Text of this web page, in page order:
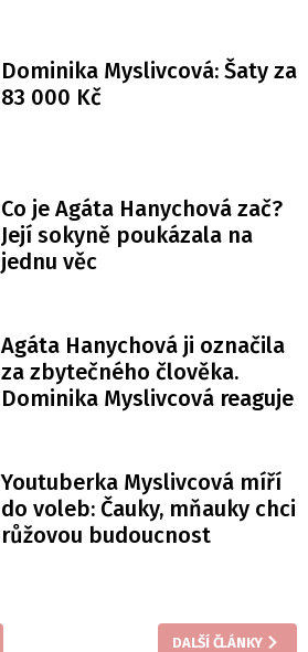
Dominika Myslivcová: Šaty za
83 000 Kč
Co je Agáta Hanychová zač?
Její sokyně poukázala na
jednu věc
Agáta Hanychová ji označila
za zbytečného člověka.
Dominika Myslivcová reaguje
Youtuberka Myslivcová míří
do voleb: Čauky, mňauky chci
růžovou budoucnost
DALŠÍ ČLÁNKY